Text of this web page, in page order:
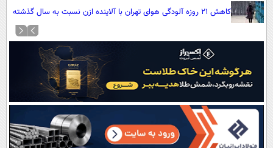
بسته
کردن
صفحه اول
آرشیو
نظرسنجی
آب و هوا
اوقات شرعی
سواد زندگی
کاهش ۲۱ روزه آلودگی هوای تهران با آلاینده ازن نسبت به سال گذشته